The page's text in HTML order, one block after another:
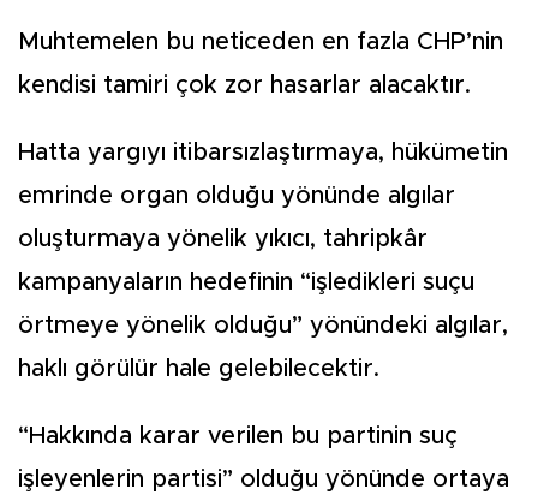
Muhtemelen bu neticeden en fazla CHP’nin
kendisi tamiri çok zor hasarlar alacaktır.
Hatta yargıyı itibarsızlaştırmaya, hükümetin
emrinde organ olduğu yönünde algılar
oluşturmaya yönelik yıkıcı, tahripkâr
kampanyaların hedefinin “işledikleri suçu
örtmeye yönelik olduğu” yönündeki algılar,
haklı görülür hale gelebilecektir.
“Hakkında karar verilen bu partinin suç
işleyenlerin partisi” olduğu yönünde ortaya